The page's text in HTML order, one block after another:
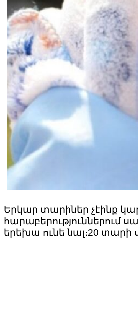
Երկար տարիներ չէինք
հարաբերություններում
երեխա ունե նալ։20 տարի